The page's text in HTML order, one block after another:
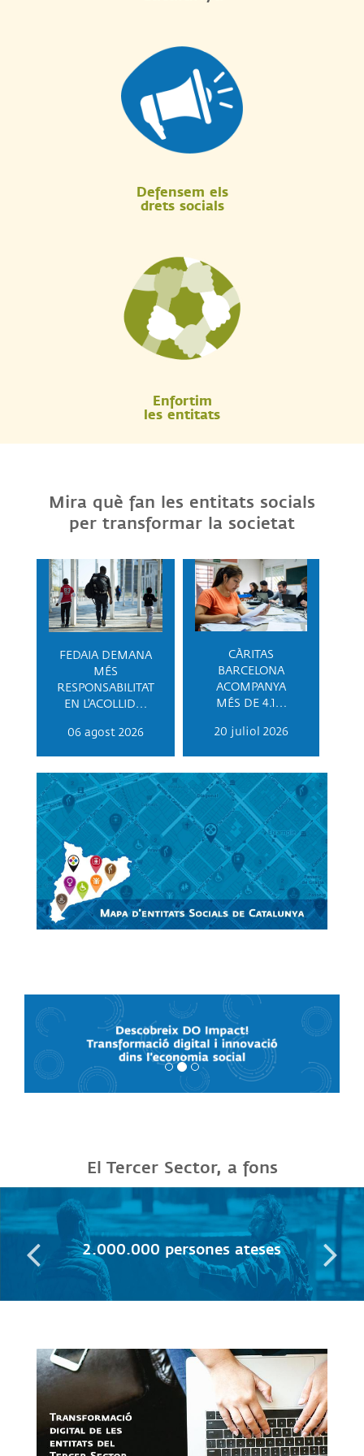
Defensem els
drets socials
Enfortim
les entitats
Mira què fan les entitats socials
per transformar la societat
FEDAIA DEMANA
MÉS
RESPONSABILITAT
EN L'ACOLLID…
06 agost 2026
CÀRITAS
BARCELONA
ACOMPANYA
MÉS DE 4.1…
20 juliol 2026
Link al mapa
El Tercer Sector, a fons
2.000.000 persones ateses
Link a m4social